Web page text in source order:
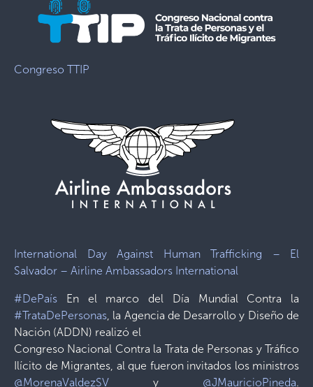
Congreso TTIP
International Day Against Human Trafficking – El
Salvador – Airline Ambassadors International
#DePaís En el marco del Día Mundial Contra la
#TrataDePersonas, la Agencia de Desarrollo y Diseño de
Nación (ADDN) realizó el
Congreso Nacional Contra la Trata de Personas y Tráfico
Ilícito de Migrantes, al que fueron invitados los ministros
@MorenaValdezSV y @JMauricioPineda.